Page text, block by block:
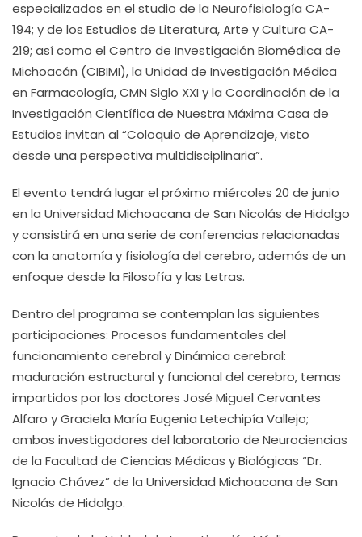
especializados en el studio de la Neurofisiología CA-
194; y de los Estudios de Literatura, Arte y Cultura CA-
219; así como el Centro de Investigación Biomédica de
Michoacán (CIBIMI), la Unidad de Investigación Médica
en Farmacología, CMN Siglo XXI y la Coordinación de la
Investigación Científica de Nuestra Máxima Casa de
Estudios invitan al “Coloquio de Aprendizaje, visto
desde una perspectiva multidisciplinaria”.
El evento tendrá lugar el próximo miércoles 20 de junio
en la Universidad Michoacana de San Nicolás de Hidalgo
y consistirá en una serie de conferencias relacionadas
con la anatomía y fisiología del cerebro, además de un
enfoque desde la Filosofía y las Letras.
Dentro del programa se contemplan las siguientes
participaciones: Procesos fundamentales del
funcionamiento cerebral y Dinámica cerebral:
maduración estructural y funcional del cerebro, temas
impartidos por los doctores José Miguel Cervantes
Alfaro y Graciela María Eugenia Letechipía Vallejo;
ambos investigadores del laboratorio de Neurociencias
de la Facultad de Ciencias Médicas y Biológicas “Dr.
Ignacio Chávez” de la Universidad Michoacana de San
Nicolás de Hidalgo.